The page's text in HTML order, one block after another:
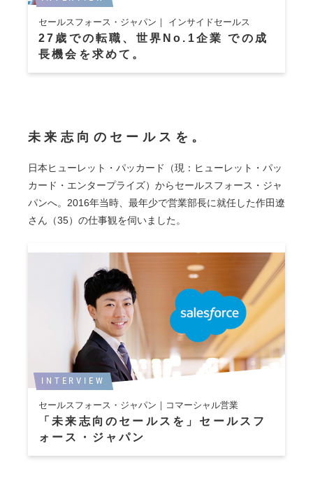
セールスフォース・ジャパン｜ インサイドセールス
27歳での転職、世界No.1企業 での成
長機会を求めて。
未来志向のセールスを。
日本ヒューレット・パッカード（現：ヒューレット・パッ
カード・エンタープライズ）からセールスフォース・ジャ
パンへ。2016年当時、最年少で営業部長に就任した作田遼
さん（35）の仕事観を伺いました。
INTERVIEW
セールスフォース・ジャパン｜コマーシャル営業
「未来志向のセールスを」セールスフ
ォース・ジャパン